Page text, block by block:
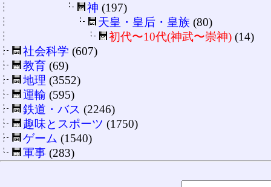
神 (197)
天皇・皇后・皇族 (80)
初代〜10代(神武〜崇神) (14)
社会科学 (607)
教育 (69)
地理 (3552)
運輸 (595)
鉄道・バス (2246)
趣味とスポーツ (1750)
ゲーム (1540)
軍事 (283)